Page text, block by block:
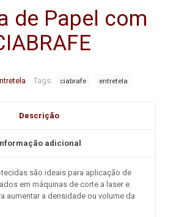
de Papel com
Tags: ciabrafe entretela
Descrição
adicional
são ideais para aplicação de
em máquinas de corte a laser e
aumentar a densidade ou volume da